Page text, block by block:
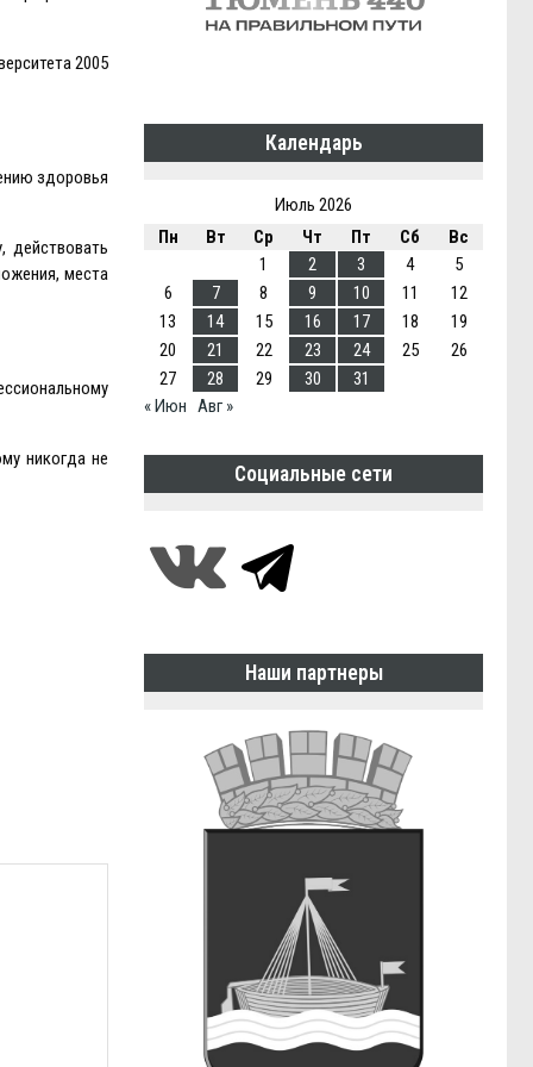
2005
здоровья
действовать
места
никогда не
Календарь
Июль 2026
Пн
Вт Ср Чт Пт Сб
Вс
1
2 3 4
5
6
7 8 9 10 11
12
13
14 15 16 17 18
19
20
21 22 23 24 25
26
27
28 29 30
31
« Июн Авг »
Социальные сети
Наши партнеры